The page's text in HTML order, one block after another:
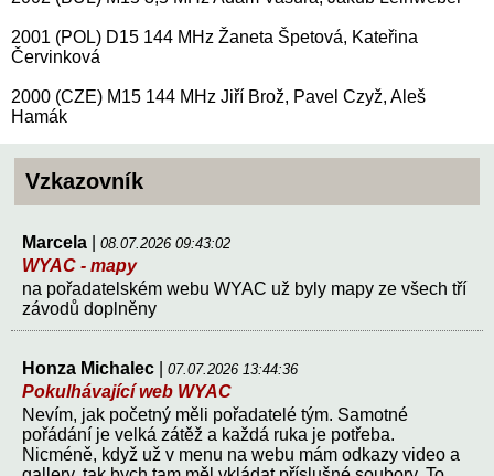
2001 (POL) D15 144 MHz Žaneta Špetová, Kateřina
Červinková
2000 (CZE) M15 144 MHz Jiří Brož, Pavel Czyž, Aleš
Hamák
Vzkazovník
Marcela 08.07.2026 09:43:02
WYAC - mapy
na pořadatelském webu WYAC už byly mapy ze všech tří
závodů doplněny
Honza Michalec 07.07.2026 13:44:36
Pokulhávající web WYAC
Nevím, jak početný měli pořadatelé tým. Samotné
pořádání je velká zátěž a každá ruka je potřeba.
Nicméně, když už v menu na webu mám odkazy video a